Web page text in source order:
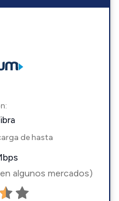
de hasta
algunos mercados)